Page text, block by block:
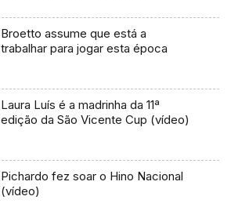
Broetto assume que está a
trabalhar para jogar esta época
Laura Luís é a madrinha da 11ª
edição da São Vicente Cup (vídeo)
Pichardo fez soar o Hino Nacional
(vídeo)